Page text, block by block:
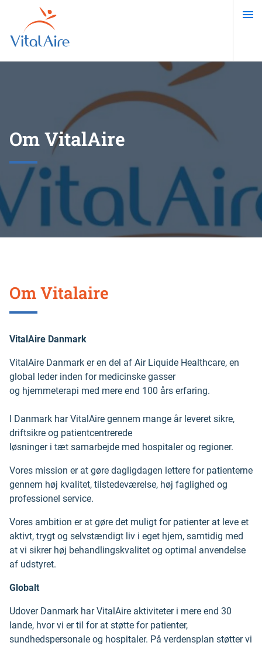
hovedindhold
Om VitalAire
Om Vitalaire
VitalAire Danmark
VitalAire Danmark er en del af Air Liquide Healthcare, en
global leder inden for medicinske gasser
og hjemmeterapi med mere end 100 års erfaring.
I Danmark har VitalAire gennem mange år leveret sikre,
driftsikre og patientcentrerede
løsninger i tæt samarbejde med hospitaler og regioner.
Vores mission er at gøre dagligdagen lettere for patienterne
gennem høj kvalitet, tilstedeværelse, høj faglighed og
professionel service.
Vores ambition er at gøre det muligt for patienter at leve et
aktivt, trygt og selvstændigt liv i eget hjem, samtidig med
at vi sikrer høj behandlingskvalitet og optimal anvendelse
af udstyret.
Globalt
Udover Danmark har VitalAire aktiviteter i mere end 30
lande, hvor vi er til for at støtte for patienter,
sundhedspersonale og hospitaler. På verdensplan støtter vi